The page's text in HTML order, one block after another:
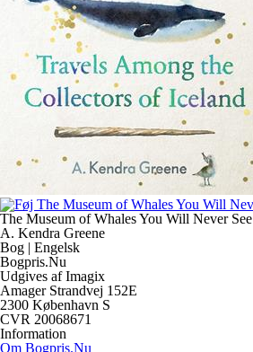
The Museum of Whales You Will Never See
A. Kendra Greene
Bog | Engelsk
Bogpris.Nu
Udgives af Imagix
Amager Strandvej 152E
2300 København S
CVR 20068671
Information
Om Bogpris.Nu